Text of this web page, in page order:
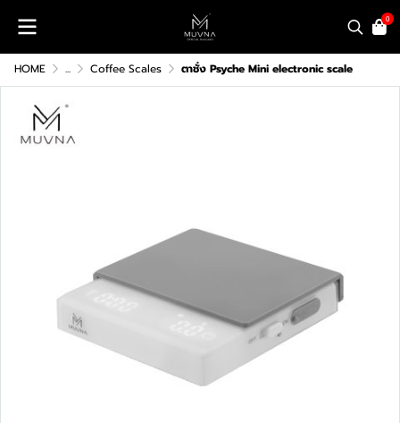
0
HOME ... Coffee Scales ตาชั่ง Psyche Mini electronic scale